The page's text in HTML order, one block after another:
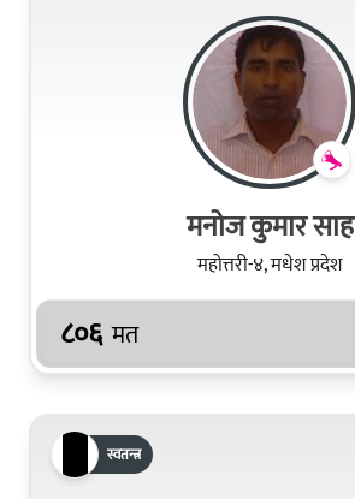
मनोज कुमार साह
महोत्तरी-४, मधेश प्रदेश
८०६ मत
स्वतन्त्र